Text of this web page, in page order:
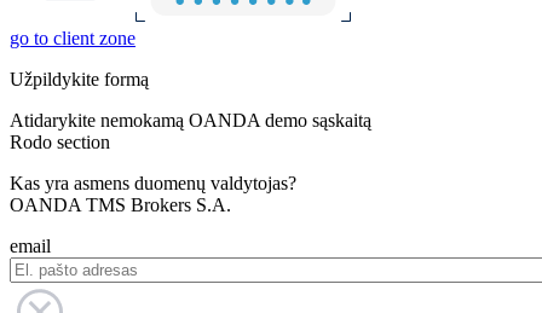
go to client zone
Užpildykite formą
Atidarykite nemokamą OANDA demo sąskaitą
Rodo section
Kas yra asmens duomenų valdytojas?
OANDA TMS Brokers S.A.
email